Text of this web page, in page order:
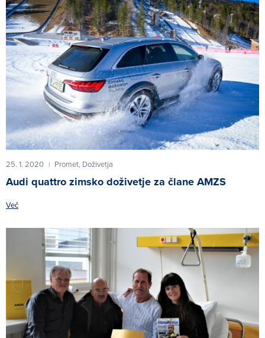
25. 1. 2020 | Promet, Doživetja
Audi quattro zimsko doživetje za člane AMZS
Več